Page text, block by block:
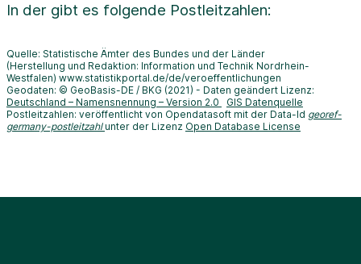
In der gibt es folgende Postleitzahlen:
Quelle: Statistische Ämter des Bundes und der Länder
(Herstellung und Redaktion: Information und Technik Nordrhein-
Westfalen) www.statistikportal.de/de/veroeffentlichungen
Geodaten: © GeoBasis-DE / BKG (2021) - Daten geändert Lizenz:
Deutschland – Namensnennung – Version 2.0
GIS Datenquelle
Postleitzahlen: veröffentlicht von Opendatasoft mit der Data-Id georef-
germany-postleitzahl unter der Lizenz Open Database License